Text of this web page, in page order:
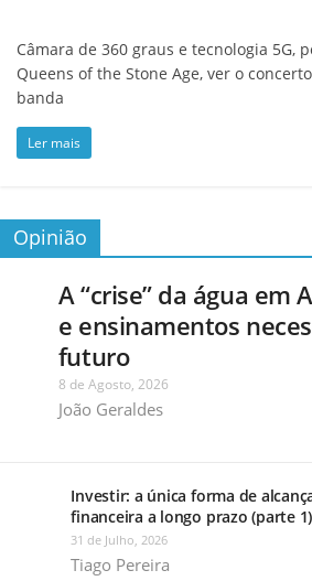
Câmara de 360 graus e tecnologia 5G,
Queens of the Stone Age, ver o
banda
Ler mais
Opinião
A “crise” da água em
e ensinamentos
futuro
8 de Agosto, 2026
João Geraldes
Investir: a única forma de
financeira a longo prazo (parte 1)
31 de Julho, 2026
Tiago Pereira